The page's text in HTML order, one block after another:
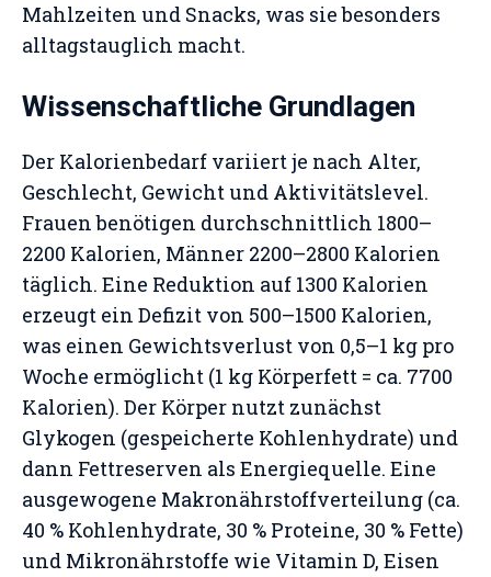
Mahlzeiten und Snacks, was sie besonders
alltagstauglich macht.
Wissenschaftliche Grundlagen
Der Kalorienbedarf variiert je nach Alter,
Geschlecht, Gewicht und Aktivitätslevel.
Frauen benötigen durchschnittlich 1800–
2200 Kalorien, Männer 2200–2800 Kalorien
täglich. Eine Reduktion auf 1300 Kalorien
erzeugt ein Defizit von 500–1500 Kalorien,
was einen Gewichtsverlust von 0,5–1 kg pro
Woche ermöglicht (1 kg Körperfett = ca. 7700
Kalorien). Der Körper nutzt zunächst
Glykogen (gespeicherte Kohlenhydrate) und
dann Fettreserven als Energiequelle. Eine
ausgewogene Makronährstoffverteilung (ca.
40 % Kohlenhydrate, 30 % Proteine, 30 % Fette)
und Mikronährstoffe wie Vitamin D, Eisen